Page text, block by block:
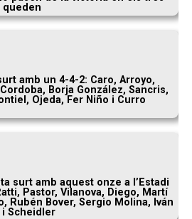
queden
amb un 4-4-2: Caro, Arroyo,
Borja González, Sancris,
Ojeda, Fer Niño i Curro
surt amb aquest onze a l’Estadi
Pastor, Vilanova, Diego, Martí
Rubén Bover, Sergio Molina, Iván
i Scheidler